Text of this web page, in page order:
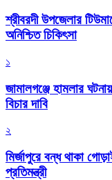
শ্রীবরদী উপজেলার
অনিশ্চিত চিকিৎসা
১
জামালগঞ্জে হামলার
বিচার দাবি
২
মির্জাপুরে বন্ধ থাকা
প্রতিমন্ত্রী